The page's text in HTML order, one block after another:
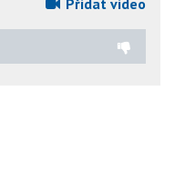
Přidat video